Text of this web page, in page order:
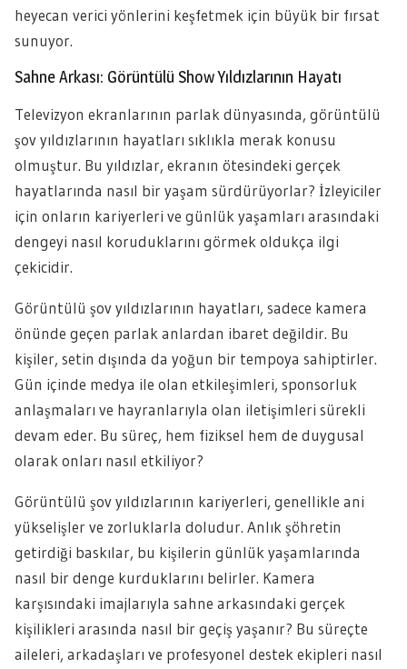
heyecan verici yönlerini keşfetmek için büyük bir fırsat
sunuyor.
Sahne Arkası: Görüntülü Show Yıldızlarının Hayatı
Televizyon ekranlarının parlak dünyasında, görüntülü
şov yıldızlarının hayatları sıklıkla merak konusu
olmuştur. Bu yıldızlar, ekranın ötesindeki gerçek
hayatlarında nasıl bir yaşam sürdürüyorlar? İzleyiciler
için onların kariyerleri ve günlük yaşamları arasındaki
dengeyi nasıl koruduklarını görmek oldukça ilgi
çekicidir.
Görüntülü şov yıldızlarının hayatları, sadece kamera
önünde geçen parlak anlardan ibaret değildir. Bu
kişiler, setin dışında da yoğun bir tempoya sahiptirler.
Gün içinde medya ile olan etkileşimleri, sponsorluk
anlaşmaları ve hayranlarıyla olan iletişimleri sürekli
devam eder. Bu süreç, hem fiziksel hem de duygusal
olarak onları nasıl etkiliyor?
Görüntülü şov yıldızlarının kariyerleri, genellikle ani
yükselişler ve zorluklarla doludur. Anlık şöhretin
getirdiği baskılar, bu kişilerin günlük yaşamlarında
nasıl bir denge kurduklarını belirler. Kamera
karşısındaki imajlarıyla sahne arkasındaki gerçek
kişilikleri arasında nasıl bir geçiş yaşanır? Bu süreçte
aileleri, arkadaşları ve profesyonel destek ekipleri nasıl